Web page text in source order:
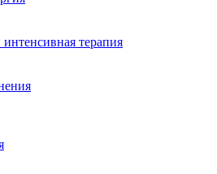
терапия